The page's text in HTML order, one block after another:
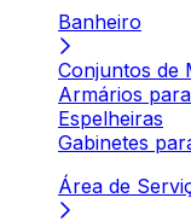
Banheiro
Conjuntos de
Armários
Espelheiras
Gabinetes
Área de